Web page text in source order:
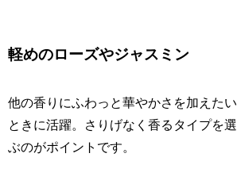
軽めのローズやジャスミン
他の香りにふわっと華やかさを加えたい
ときに活躍。さりげなく香るタイプを選
ぶのがポイントです。